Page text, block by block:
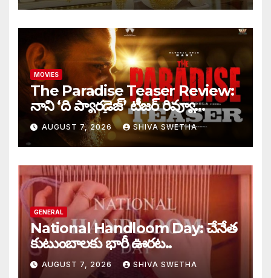
MOVIES
The Paradise Teaser Review:
నాని ‘ది ప్యారడైజ్’ టీజర్ రివ్యూ…
AUGUST 7, 2026 SHIVA SWETHA
GENERAL
National Handloom Day: చేనేత
కుటుంబాలకు భారీ ఊరట..
AUGUST 7, 2026 SHIVA SWETHA